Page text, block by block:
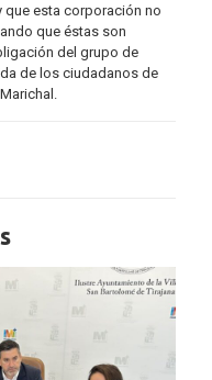
esta corporación no
que éstas son
del grupo de
de los ciudadanos de